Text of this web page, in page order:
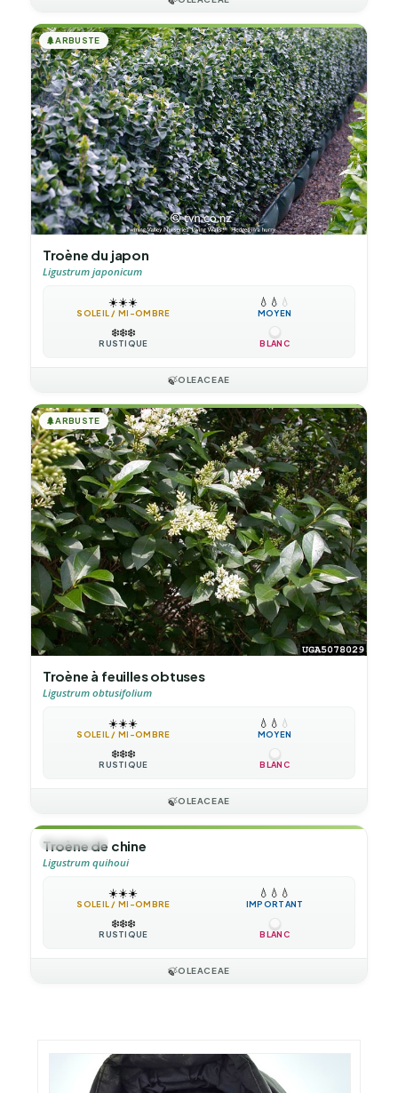
🌲ARBUSTE
Troène du japon
Ligustrum japonicum
☀️☀️☀️
SOLEIL / MI-OMBRE
💧 💧 💧
MOYEN
❄️❄️❄️
RUSTIQUE BLANC
🍃OLEACEAE
🌲ARBUSTE
Troène à feuilles obtuses
Ligustrum obtusifolium
☀️☀️☀️
SOLEIL / MI-OMBRE
💧 💧 💧
MOYEN
❄️❄️❄️
RUSTIQUE BLANC
🍃OLEACEAE
🌲ARBUSTE
Troène de chine
Ligustrum quihoui
☀️☀️☀️
SOLEIL / MI-OMBRE
💧 💧 💧
IMPORTANT
❄️❄️❄️
RUSTIQUE BLANC
🍃OLEACEAE